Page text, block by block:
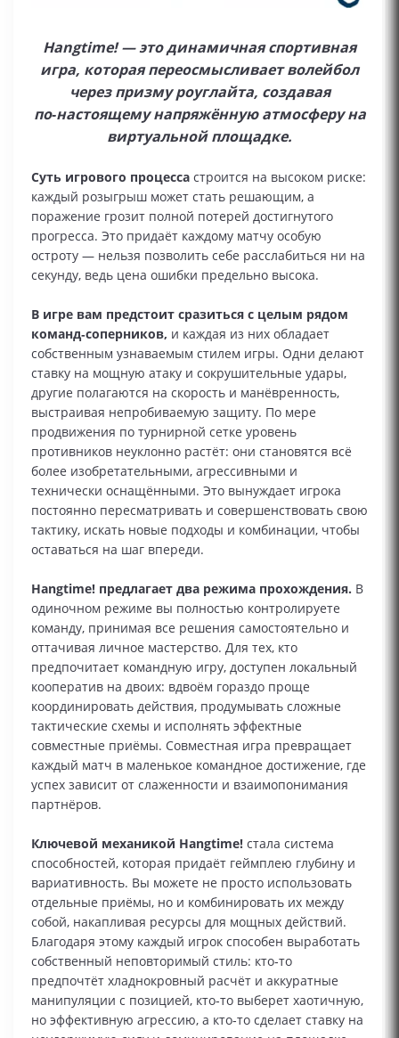
Hangtime! — это динамичная спортивная
игра, которая переосмысливает волейбол
через призму роуглайта, создавая
по‑настоящему напряжённую атмосферу на
виртуальной площадке.
Суть игрового процесса строится на высоком риске:
каждый розыгрыш может стать решающим, а
поражение грозит полной потерей достигнутого
прогресса. Это придаёт каждому матчу особую
остроту — нельзя позволить себе расслабиться ни на
секунду, ведь цена ошибки предельно высока.
В игре вам предстоит сразиться с целым рядом
команд‑соперников, и каждая из них обладает
собственным узнаваемым стилем игры. Одни делают
ставку на мощную атаку и сокрушительные удары,
другие полагаются на скорость и манёвренность,
выстраивая непробиваемую защиту. По мере
продвижения по турнирной сетке уровень
противников неуклонно растёт: они становятся всё
более изобретательными, агрессивными и
технически оснащёнными. Это вынуждает игрока
постоянно пересматривать и совершенствовать свою
тактику, искать новые подходы и комбинации, чтобы
оставаться на шаг впереди.
Hangtime! предлагает два режима прохождения. В
одиночном режиме вы полностью контролируете
команду, принимая все решения самостоятельно и
оттачивая личное мастерство. Для тех, кто
предпочитает командную игру, доступен локальный
кооператив на двоих: вдвоём гораздо проще
координировать действия, продумывать сложные
тактические схемы и исполнять эффектные
совместные приёмы. Совместная игра превращает
каждый матч в маленькое командное достижение, где
успех зависит от слаженности и взаимопонимания
партнёров.
Ключевой механикой Hangtime! стала система
способностей, которая придаёт геймплею глубину и
вариативность. Вы можете не просто использовать
отдельные приёмы, но и комбинировать их между
собой, накапливая ресурсы для мощных действий.
Благодаря этому каждый игрок способен выработать
собственный неповторимый стиль: кто‑то
предпочтёт хладнокровный расчёт и аккуратные
манипуляции с позицией, кто‑то выберет хаотичную,
но эффективную агрессию, а кто‑то сделает ставку на